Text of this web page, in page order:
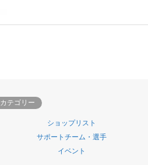
カテゴリー
ショップリスト
サポートチーム・選手
イベント